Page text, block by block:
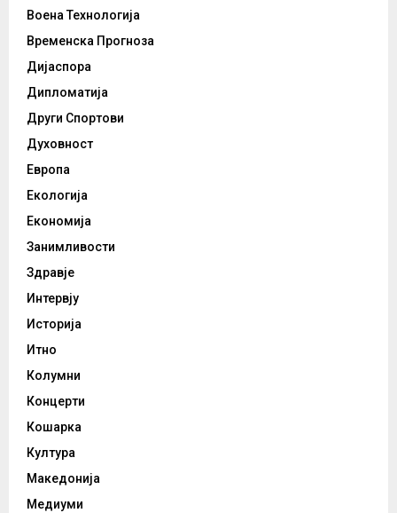
Воена Технологија
Временска Прогноза
Дијаспора
Дипломатија
Други Спортови
Духовност
Европа
Екологија
Економија
Занимливости
Здравје
Интервју
Историја
Итно
Колумни
Концерти
Кошарка
Култура
Македонија
Медиуми